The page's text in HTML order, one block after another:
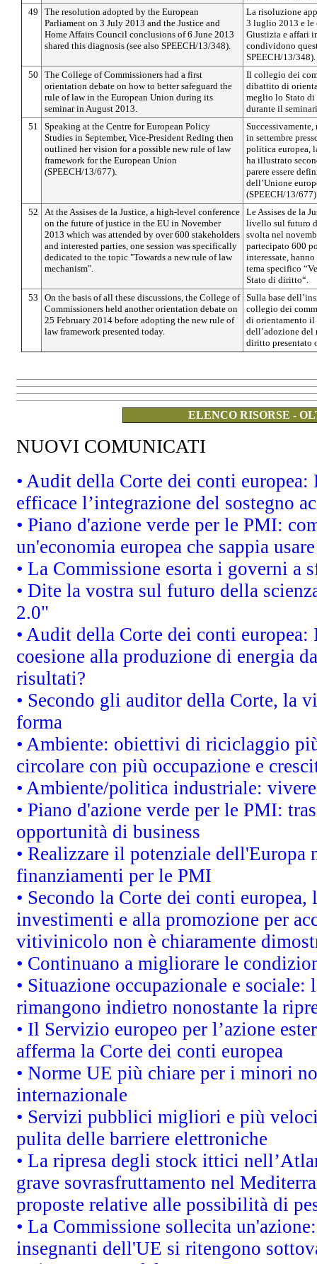
49
The resolution adopted by the European
Parliament on 3 July 2013 and the Justice and
Home Affairs Council conclusions of 6 June 2013
shared this diagnosis (see also SPEECH/13/348).
La risoluzione
3 luglio 2013 e
Giustizia e affari
condividono
SPEECH/13/348).
50
The College of Commissioners had a first
orientation debate on how to better safeguard the
rule of law in the European Union during its
seminar in August 2013.
Il collegio dei
dibattito di
meglio lo Stato di
durante il
51
Speaking at the Centre for European Policy
Studies in September, Vice-President Reding then
outlined her vision for a possible new rule of law
framework for the European Union
(SPEECH/13/677).
in settembre
politica europea,
ha illustrato
parere essere
dell’Unione
(SPEECH/13/
52
At the Assises de la Justice, a high-level conference
on the future of justice in the EU in November
2013 which was attended by over 600 stakeholders
and interested parties, one session was specifically
dedicated to the topic "Towards a new rule of law
mechanism".
Le Assises de la
livello sul futuro
svolta nel
partecipato 600
interessate,
tema specifico
Stato di diritto“.
53
On the basis of all these discussions, the College of
Commissioners held another orientation debate on
25 February 2014 before adopting the new rule of
law framework presented today.
Sulla base
collegio dei
di orientamento il
dell’adozione
diritto presentato
ELENCO RISORSE -
NUOVI COMUNICATI
• Audit della Corte dei conti
efficace l’integrazione del sostegno
• Piano d'azione verde per le PMI:
un'economia europea che sappia
• La Commissione esorta i governi
• Dite la vostra sul futuro della
2.0"
• Audit della Corte dei conti
coesione alla produzione di energia
risultati?
• Secondo gli auditor della Corte, la
forma
• Ambiente: obiettivi di riciclaggio
circolare con più occupazione e
• Ambiente/politica industriale:
• Piano d'azione verde per le PMI:
opportunità di business
• Realizzare il potenziale
finanziamenti per le PMI
• Secondo la Corte dei conti
investimenti e alla promozione per
vitivinicolo non è chiaramente
• Continuano a migliorare le
• Situazione occupazionale e
rimangono indietro nonostante la
• Il Servizio europeo per l’azione
afferma la Corte dei conti europea
• Norme UE più chiare per i minori
internazionale
• Servizi pubblici migliori e più
pulita delle barriere elettroniche
• La ripresa degli stock ittici
grave sovrasfruttamento nel
proposte relative alle possibilità di
• La Commissione sollecita
insegnanti dell'UE si ritengono